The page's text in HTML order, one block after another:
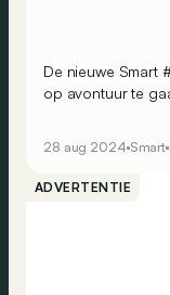
De nieuwe Smart
op avontuur te
28 aug 2024 Smart
ADVERTENTIE